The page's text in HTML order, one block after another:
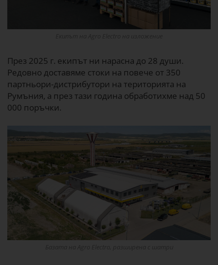
През 2025 г. екипът ни нарасна до 28 души.
Редовно доставяме стоки на повече от 350
партньори-дистрибутори на територията на
Румъния, а през тази година обработихме над 50
000 поръчки.